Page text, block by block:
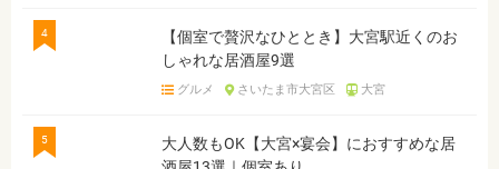
4
【個室で贅沢なひととき】大宮駅近くのお
しゃれな居酒屋9選
グルメ さいたま市大宮区 大宮
5
大人数もOK【大宮×宴会】におすすめな居